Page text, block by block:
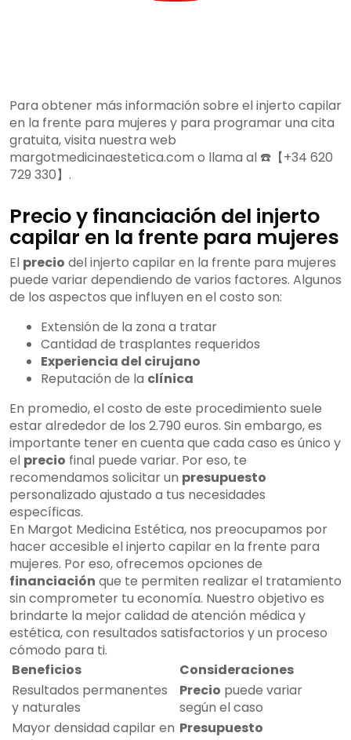
Para obtener más información sobre el injerto capilar
en la frente para mujeres y para programar una cita
gratuita, visita nuestra web
margotmedicinaestetica.com o llama al ☎️【+34 620
729 330】.
Precio y financiación del injerto
capilar en la frente para mujeres
El precio del injerto capilar en la frente para mujeres
puede variar dependiendo de varios factores. Algunos
de los aspectos que influyen en el costo son:
Extensión de la zona a tratar
Cantidad de trasplantes requeridos
Experiencia del cirujano
Reputación de la clínica
En promedio, el costo de este procedimiento suele
estar alrededor de los 2.790 euros. Sin embargo, es
importante tener en cuenta que cada caso es único y
el precio final puede variar. Por eso, te
recomendamos solicitar un presupuesto
personalizado ajustado a tus necesidades
específicas.
En Margot Medicina Estética, nos preocupamos por
hacer accesible el injerto capilar en la frente para
mujeres. Por eso, ofrecemos opciones de
financiación que te permiten realizar el tratamiento
sin comprometer tu economía. Nuestro objetivo es
brindarte la mejor calidad de atención médica y
estética, con resultados satisfactorios y un proceso
cómodo para ti.
Beneficios
Consideraciones
Resultados permanentes
y naturales
Precio puede variar
según el caso
Mayor densidad capilar en Presupuesto